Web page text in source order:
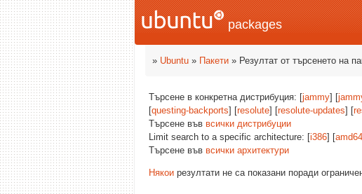
packages
» Ubuntu » Пакети » Резултат от търсенето на
Търсене в конкретна дистрибуция: [jammy] [
[questing-backports] [resolute] [resolute-updates] [
Търсене във всички дистрибуции
Limit search to a specific architecture: [i386] [amd64
Търсене във всички архитектури
Някои резултати не са показани поради